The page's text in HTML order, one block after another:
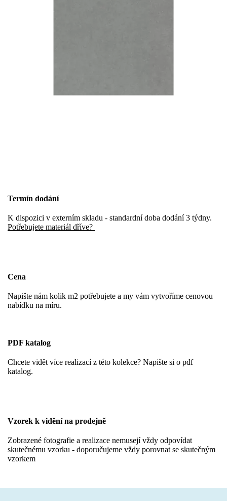
Termín dodání
K dispozici v externím skladu - standardní doba dodání 3 týdny.
Potřebujete materiál dříve?
Cena
Napište nám kolik m2 potřebujete a my vám vytvoříme cenovou
nabídku na míru.
PDF katalog
Chcete vidět více realizací z této kolekce? Napište si o pdf
katalog.
Vzorek k vidění na prodejně
Zobrazené fotografie a realizace nemusejí vždy odpovídat
skutečnému vzorku - doporučujeme vždy porovnat se skutečným
vzorkem